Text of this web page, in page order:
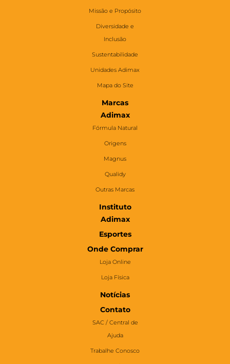
Missão e Propósito
Diversidade e
Inclusão
Sustentabilidade
Unidades Adimax
Mapa do Site
Marcas
Adimax
Fórmula Natural
Origens
Magnus
Qualidy
Outras Marcas
Instituto
Adimax
Esportes
Onde Comprar
Loja Online
Loja Física
Notícias
Contato
SAC / Central de
Ajuda
Trabalhe Conosco